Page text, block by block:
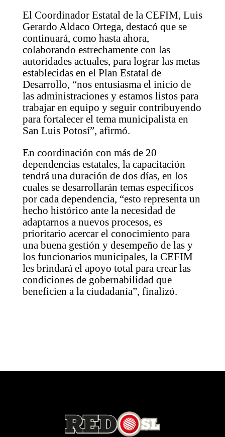
El Coordinador Estatal de la CEFIM, Luis
Gerardo Aldaco Ortega, destacó que se
continuará, como hasta ahora,
colaborando estrechamente con las
autoridades actuales, para lograr las metas
establecidas en el Plan Estatal de
Desarrollo, “nos entusiasma el inicio de
las administraciones y estamos listos para
trabajar en equipo y seguir contribuyendo
para fortalecer el tema municipalista en
San Luis Potosí”, afirmó.
En coordinación con más de 20
dependencias estatales, la capacitación
tendrá una duración de dos días, en los
cuales se desarrollarán temas específicos
por cada dependencia, “esto representa un
hecho histórico ante la necesidad de
adaptarnos a nuevos procesos, es
prioritario acercar el conocimiento para
una buena gestión y desempeño de las y
los funcionarios municipales, la CEFIM
les brindará el apoyo total para crear las
condiciones de gobernabilidad que
beneficien a la ciudadanía”, finalizó.